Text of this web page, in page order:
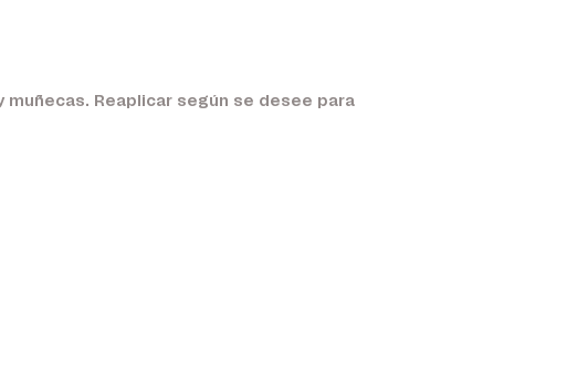
Reaplicar según se desee para